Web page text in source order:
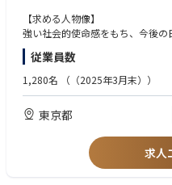
■ポジションの魅力（IT部門共通
・メガバンク等では業務が細分化
して関わることができ、幅広くか
す。
・銀行として求められる高い信
に考え、柔軟かつスピーディに
・クラウドを前提としたシステ
■中長期的なキャリアパス
グローバルな企業ネットワーク
対し、投融資を中心とする多種
■金融機能業務
ストラクチャードファイナンス、
ナンス、エクイティファイナンス
ウをフルに活用し、グローバル
業務の企画・提供を行っていただ
■コーポレート･ナレッジ業務
企画部門、審査・法務部門、管
【求める人物像】
強い社会的使命感をもち、今後
分野のフロンティアを切り拓く高
本職種はポテンシャル採用とし、
新たな時代を見据えて、複雑化す
従業員数
1,280名 （（2025年3月末））
東京都
求人